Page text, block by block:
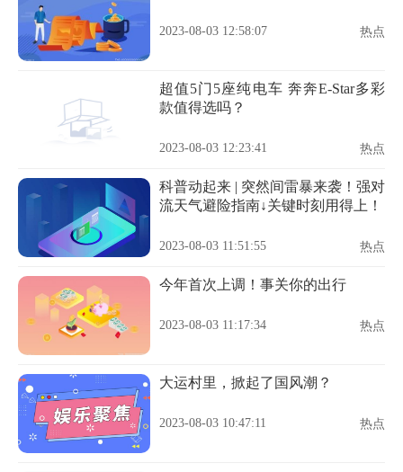
2023-08-03 12:58:07 热点
超值5门5座纯电车 奔奔E-Star多彩
款值得选吗？
2023-08-03 12:23:41 热点
科普动起来 | 突然间雷暴来袭！强对
流天气避险指南↓关键时刻用得上！
2023-08-03 11:51:55 热点
今年首次上调！事关你的出行
2023-08-03 11:17:34 热点
大运村里，掀起了国风潮？
2023-08-03 10:47:11 热点